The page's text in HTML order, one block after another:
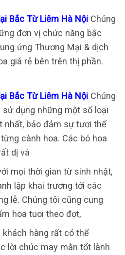
Bắc Từ Liêm Hà Nội Chúng
đơn vị chức năng bậc
ứng Thương Mại & dịch
giá rẻ bên trên thị phần.
Bắc Từ Liêm Hà Nội Chúng
dụng những một số loại
nhất, bảo đảm sự tươi thế
cành hoa. Các bó hoa
dị và
mọi thời gian từ sinh nhật,
lập khai trương tới các
lễ. Chúng tôi cũng cung
hoa tuoi theo đợt,
hàng rất có thể
lời chúc may mắn tốt lành